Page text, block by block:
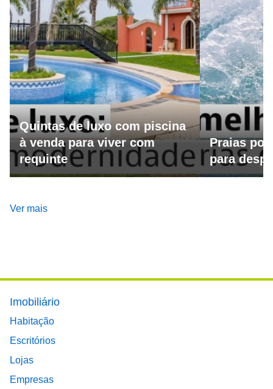
Quintas de luxo com piscina
à venda para viver com
requinte
Praias
para
Ver mais
Footer main menu
Imobiliário
Habitação
Escritórios
Lojas
Empresas